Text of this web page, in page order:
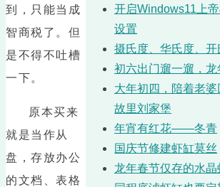
到，只能当成
智商税了。但
是不得不吐槽
一下。
原本买来
就是当作从
盘，存放办公
的文档、表格
开启Windows11上
设置
摄氏度、华氏度、
初六出门遛一遛，龙
大年初四，陪着老
故里刘家堡
年宵有红花——冬青
国庆节修建虾缸莫丝
龙年春节仅存的水晶